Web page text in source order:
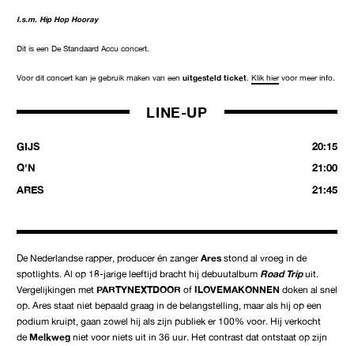
De Nederlandse rapper, producer én zanger Ares stond al vroeg in de
spotlights. Al op 18-jarige leeftijd bracht hij debuutalbum Road Tripuit.
Vergelijkingen met PARTYNEXTDOOR of ILOVEMAKONNEN doken al snel
op. Ares staat niet bepaald graag in de belangstelling, maar als hij op een
podium kruipt, gaan zowel hij als zijn publiek er 100% voor. Hij verkocht
deMelkweg niet voor niets uit in 36 uur. Het contrast dat ontstaat op zijn
I.s.m. Hip Hop Hooray
Dit is een De Standaard Accu concert.
Voor dit concert kan je gebruik maken van een uitgesteld ticket. Klik hiervoor meer info.
LINE-UP
GIJS
20:15
Q'N
21:00
ARES
21:45